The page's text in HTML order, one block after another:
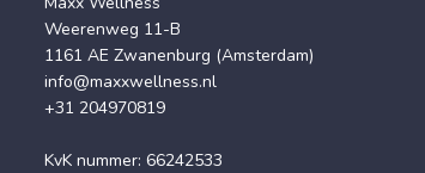
Weerenweg 11-B
1161 AE Zwanenburg (Amsterdam)
info@maxxwellness.nl
+31 204970819
KvK nummer: 66242533